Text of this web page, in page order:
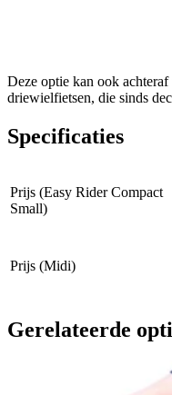
Deze optie kan ook
driewielfietsen, die sinds
Specificaties
Prijs (Easy Rider Compact
Small)
Prijs (Midi)
Gerelateerde